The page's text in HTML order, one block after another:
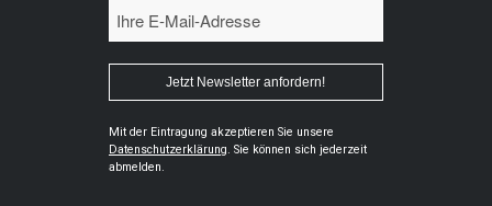
Mit der Eintragung akzeptieren Sie unsere
Datenschutzerklärung . Sie können sich jederzeit
abmelden.